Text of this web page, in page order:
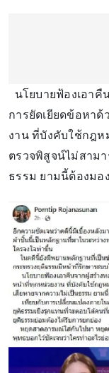
นโยบายฟ้องเอาคื
การยัดเยียดข้อหา
งาน ที่บังคับใช้กฎห
ตรวจพิสูจน์ไม่สามา
ธรรม ยามนี้ต้องมอ